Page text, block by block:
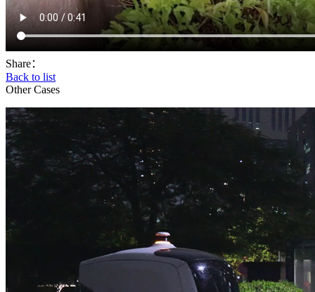
Share：
Back to list
Other Cases